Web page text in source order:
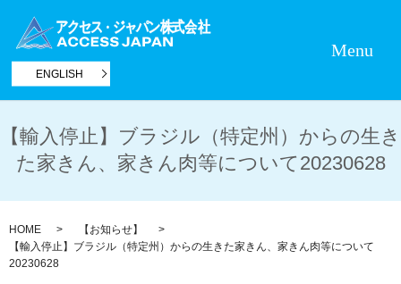
ENGLISH
Menu
【輸入停止】ブラジル（特定州）からの生き
た家きん、家きん肉等について20230628
HOME
【お知らせ】
【輸入停止】ブラジル（特定州）からの生きた家きん、家きん肉等について
20230628